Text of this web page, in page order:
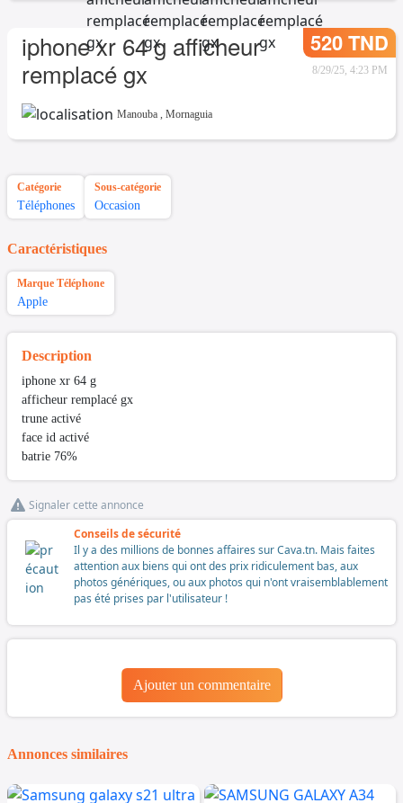
iphone xr 64 g afficheur
remplacé gx
520 TND
8/29/25, 4:23 PM
Manouba , Mornaguia
Catégorie
Téléphones
Sous-catégorie
Occasion
Caractéristiques
Marque Téléphone
Apple
Description
iphone xr 64 g
afficheur remplacé gx
trune activé
face id activé
batrie 76%
Signaler cette annonce
Conseils de sécurité
Il y a des millions de bonnes affaires sur Cava.tn. Mais faites
attention aux biens qui ont des prix ridiculement bas, aux
photos génériques, ou aux photos qui n'ont vraisemblablement
pas été prises par l'utilisateur !
Ajouter un commentaire
Annonces similaires